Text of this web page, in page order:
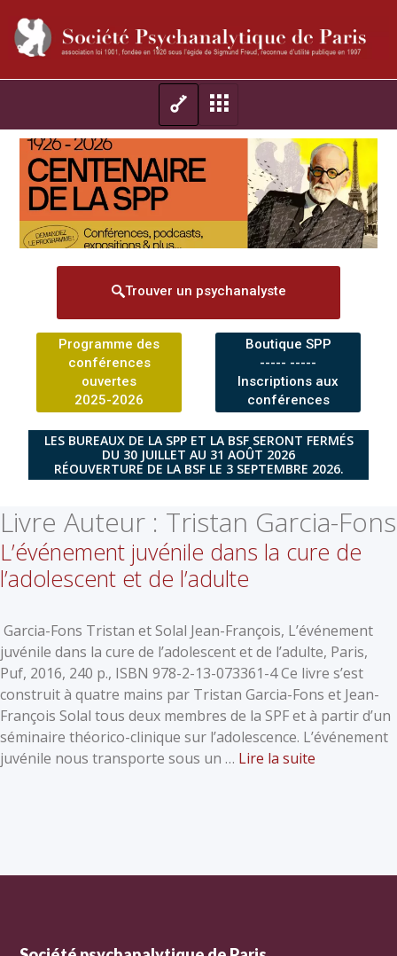
Trouver un psychanalyste
Programme des
conférences
ouvertes
2025-2026
Boutique SPP
----- -----
Inscriptions aux
conférences
LES BUREAUX DE LA SPP ET LA BSF SERONT FERMÉS
DU 30 JUILLET AU 31 AOÛT 2026
RÉOUVERTURE DE LA BSF LE 3 SEPTEMBRE 2026.
Livre Auteur : Tristan Garcia-Fons
L’événement juvénile dans la cure de
l’adolescent et de l’adulte
Garcia-Fons Tristan et Solal Jean-François, L’événement
juvénile dans la cure de l’adolescent et de l’adulte, Paris,
Puf, 2016, 240 p., ISBN 978-2-13-073361-4 Ce livre s’est
construit à quatre mains par Tristan Garcia-Fons et Jean-
François Solal tous deux membres de la SPF et à partir d’un
séminaire théorico-clinique sur l’adolescence. L’événement
juvénile nous transporte sous un … Lire la suite